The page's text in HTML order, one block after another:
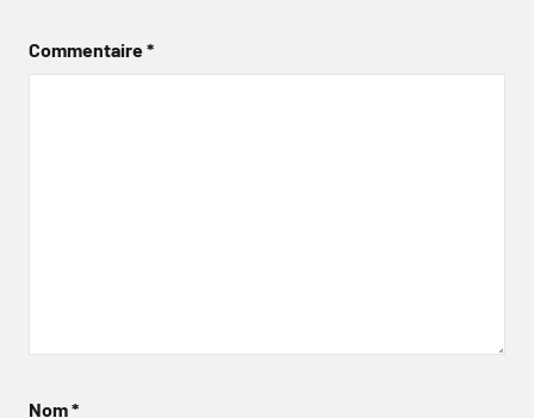
Commentaire*
Nom*